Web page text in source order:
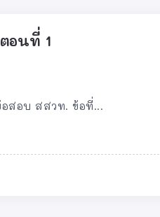
อนที่ 1
สอบ สสวท. ข้อที่...